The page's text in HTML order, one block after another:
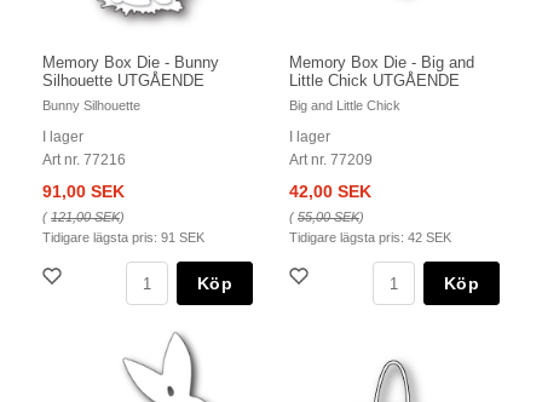
Memory Box Die - Bunny
Silhouette UTGÅENDE
Bunny Silhouette
I lager
Art nr. 77216
91,00 SEK
(121,00 SEK)
Tidigare lägsta pris: 91 SEK
Köp
Memory Box Die - Big and
Little Chick UTGÅENDE
Big and Little Chick
I lager
Art nr. 77209
42,00 SEK
(55,00 SEK)
Tidigare lägsta pris: 42 SEK
Köp